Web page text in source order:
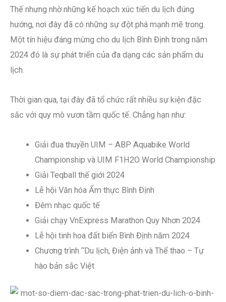
Thế nhưng nhờ những kế hoạch xúc tiến du lịch đúng
hướng, nơi đây đã có những sự đột phá mạnh mẽ trong.
Một tín hiệu đáng mừng cho du lịch Bình Định trong năm
2024 đó là sự phát triển của đa dạng các sản phẩm du
lịch.
Thời gian qua, tại đây đã tổ chức rất nhiều sự kiện đặc
sắc với quy mô vươn tầm quốc tế. Chẳng hạn như:
Giải đua thuyền UIM – ABP Aquabike World
Championship và UIM F1H2O World Championship
Giải Teqball thế giới 2024
Lễ hội Văn hóa Ẩm thực Bình Định
Đêm nhạc quốc tế
Giải chạy VnExpress Marathon Quy Nhơn 2024
Lễ hội tinh hoa đất biển Bình Định năm 2024
Chương trình “Du lịch, Điện ảnh và Thể thao – Tự
hào bản sắc Việt